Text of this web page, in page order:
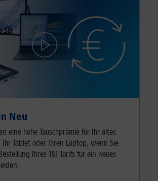
Neu
eine hohe Tauschprämie für Ihr altes
Ihr Tablet oder Ihren Laptop, wenn Sie
Ihres 1&1 Tarifs für ein neues